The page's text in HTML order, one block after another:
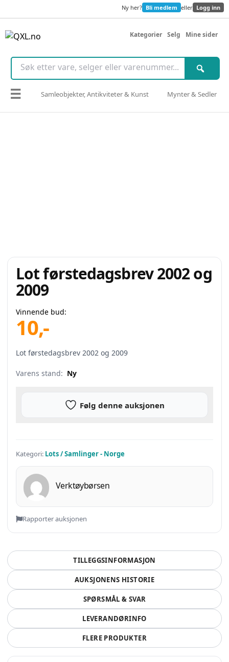
Ny her? Bli medlem eller Logg inn
Kategorier Selg Mine sider
☰ Samleobjekter, Antikviteter & Kunst Mynter & Sedler
Lot førstedagsbrev 2002 og
2009
Vinnende bud:
10,-
Lot førstedagsbrev 2002 og 2009
Varens stand: Ny
Følg denne auksjonen
Kategori: Lots / Samlinger - Norge
Verktøybørsen
Rapporter auksjonen
TILLEGGSINFORMASJON
AUKSJONENS HISTORIE
SPØRSMÅL & SVAR
LEVERANDØRINFO
FLERE PRODUKTER